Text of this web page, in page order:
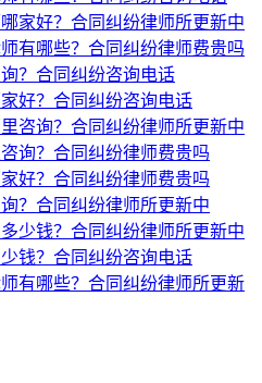
家好？合同纠纷律师所更新中
有哪些？合同纠纷律师费贵吗
？合同纠纷咨询电话
好？合同纠纷咨询电话
咨询？合同纠纷律师所更新中
询？合同纠纷律师费贵吗
好？合同纠纷律师费贵吗
？合同纠纷律师所更新中
少钱？合同纠纷律师所更新中
钱？合同纠纷咨询电话
有哪些？合同纠纷律师所更新